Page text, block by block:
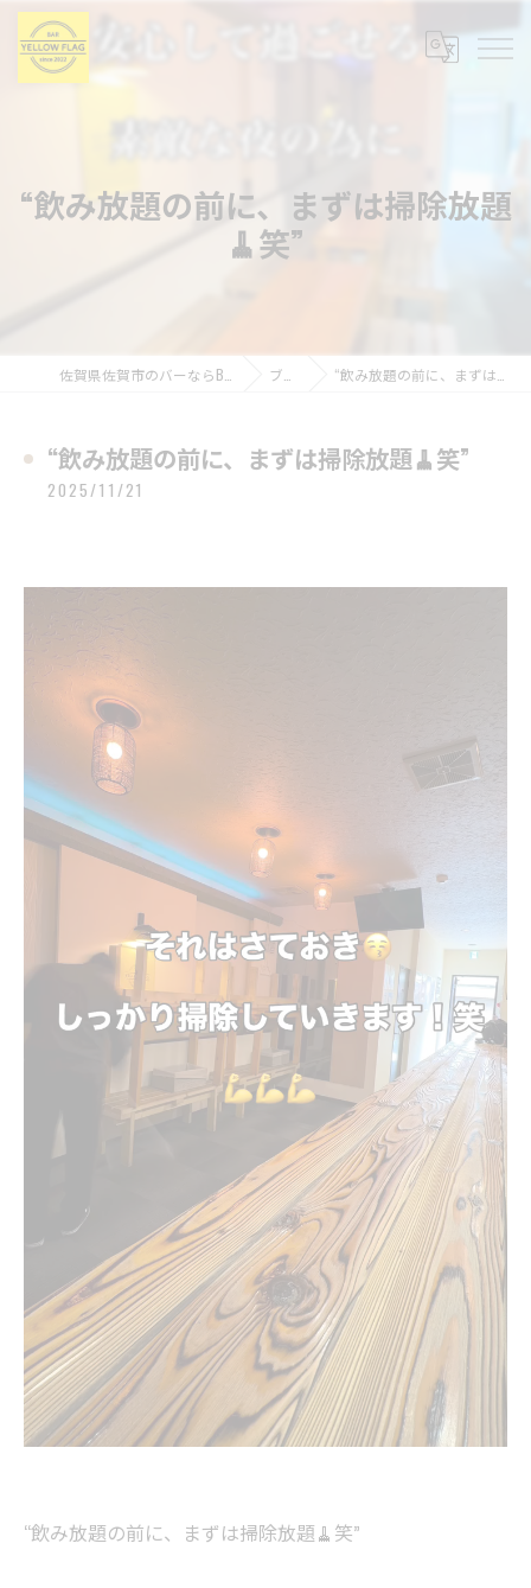
“飲み放題の前に、まずは掃除放題
🧹笑”
ブログ “飲み放題の前に、まずは掃除放題🧹笑”
“飲み放題の前に、まずは掃除放題🧹笑”
2025/11/21
“飲み放題の前に、まずは掃除放題🧹笑”